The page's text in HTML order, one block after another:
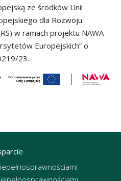
ze środków Unii
dla Rozwoju
w ramach projektu NAWA
Europejskich” o
23.